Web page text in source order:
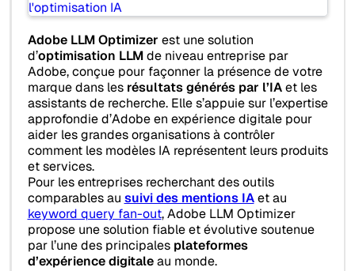
Adobe LLM Optimizer est une solution
d’optimisation LLMde niveau entreprise par
Adobe, conçue pour façonner la présence de votre
marque dans les résultats générés par l’IAet les
assistants de recherche. Elle s’appuie sur l’expertise
approfondie d’Adobe en expérience digitale pour
aider les grandes organisations à contrôler
comment les modèles IA représentent leurs produits
et services.
Pour les entreprises recherchant des outils
comparables au suivi des mentions IAet au
keyword query fan-out, Adobe LLM Optimizer
propose une solution fiable et évolutive soutenue
par l’une des principales plateformes
d’expérience digitaleau monde.